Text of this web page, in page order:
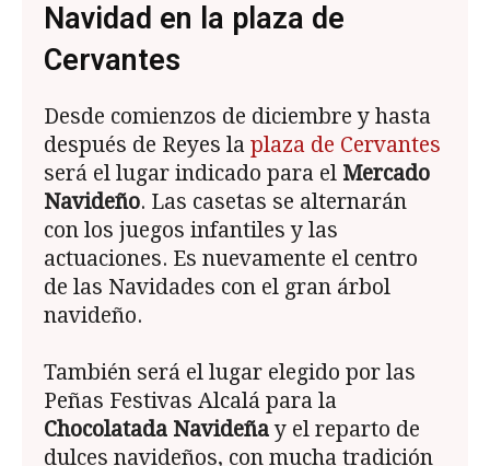
Navidad en la plaza de
Cervantes
Desde comienzos de diciembre y hasta
después de Reyes la plaza de Cervantes
será el lugar indicado para el Mercado
Navideño. Las casetas se alternarán
con los juegos infantiles y las
actuaciones. Es nuevamente el centro
de las Navidades con el gran árbol
navideño.
También será el lugar elegido por las
Peñas Festivas Alcalá para la
Chocolatada Navi­deñay el reparto de
dulces navideños, con mucha tradición